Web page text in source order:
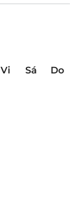
Vi Sá
Do